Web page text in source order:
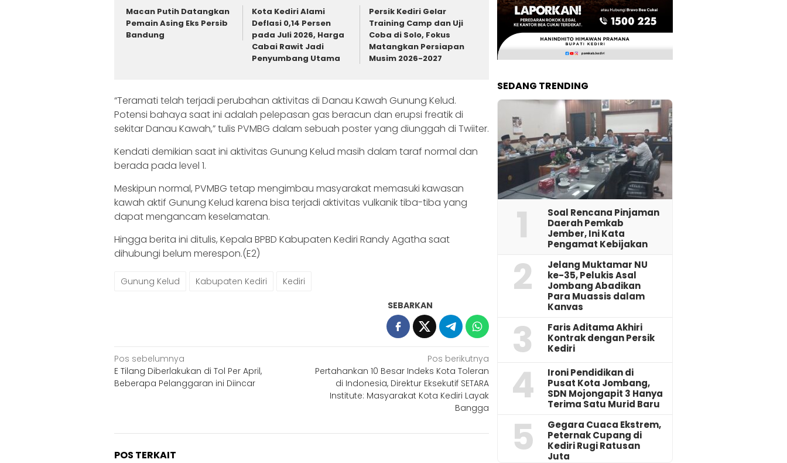
Macan Putih Datangkan
Pemain Asing Eks Persib
Bandung
Kota Kediri Alami
Deflasi 0,14 Persen
pada Juli 2026, Harga
Cabai Rawit Jadi
Penyumbang Utama
Persik Kediri Gelar
Training Camp dan Uji
Coba di Solo, Fokus
Matangkan Persiapan
Musim 2026-2027
“Teramati telah terjadi perubahan aktivitas di Danau Kawah Gunung Kelud.
Potensi bahaya saat ini adalah pelepasan gas beracun dan erupsi freatik di
sekitar Danau Kawah,” tulis PVMBG dalam sebuah poster yang diunggah di Twiiter.
Kendati demikian saat ini aktivitas Gunung Kelud masih dalam taraf normal dan
berada pada level 1.
Meskipun normal, PVMBG tetap mengimbau masyarakat memasuki kawasan
kawah aktif Gunung Kelud karena bisa terjadi aktivitas vulkanik tiba-tiba yang
dapat mengancam keselamatan.
Hingga berita ini ditulis, Kepala BPBD Kabupaten Kediri Randy Agatha saat
dihubungi belum merespon.(E2)
Gunung Kelud Kabupaten Kediri Kediri
SEBARKAN
Navigasi
pos
Pos sebelumnya
E Tilang Diberlakukan di Tol Per April,
Beberapa Pelanggaran ini Diincar
Pos berikutnya
Pertahankan 10 Besar Indeks Kota Toleran
di Indonesia, Direktur Eksekutif SETARA
Institute: Masyarakat Kota Kediri Layak
Bangga
POS TERKAIT
SEDANG TRENDING
1
‎Soal Rencana Pinjaman
Daerah Pemkab
Jember, Ini Kata
Pengamat Kebijakan ‎
2
Jelang Muktamar NU
ke-35, Pelukis Asal
Jombang Abadikan
Para Muassis dalam
Kanvas
3
Faris Aditama Akhiri
Kontrak dengan Persik
Kediri
4
Ironi Pendidikan di
Pusat Kota Jombang,
SDN Mojongapit 3 Hanya
Terima Satu Murid Baru
5
‎Gegara Cuaca Ekstrem,
Peternak Cupang di
Kediri Rugi Ratusan
Juta